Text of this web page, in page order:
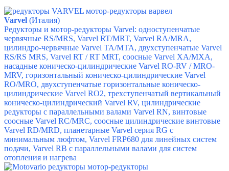
Varvel (Италия)
Редукторы и мотор-редукторы Varvel: одноступенчатые
червячные RS/MRS, Varvel RT/MRT, Varvel RA/MRA,
цилиндро-червячные Varvel ТА/MТА, двухступенчатыe Varvel
RS/RS MRS, Varvel RT / RT MRT, соосные Varvel XA/MXA,
насадные коническо-цилиндрические Varvel RO-RV / MRO-
MRV, горизонтальный коническо-цилиндрические Varvel
RO/MRO, двухступенчатые горизонтальные коническо-
цилиндрические Varvel RO2, трехступенчатый вертикальный
коническо-цилиндрический Varvel RV, цилиндрические
редукторы с параллельными валами Varvel RN, винтовые
соосные Varvel RC/MRC, соосные цилиндрические винтовые
Varvel RD/MRD, планетарные Varvel серия RG с
минимальным люфтом, Varvel FRP680 для линейных систем
подачи, Varvel RB с параллельными валами для систем
отопления и нагрева